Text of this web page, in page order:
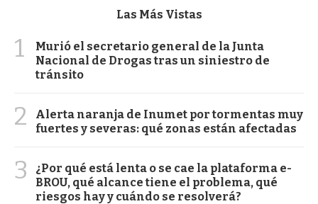
Las Más Vistas
1
Murió el secretario general de la Junta
Nacional de Drogas tras un siniestro de
tránsito
2
Alerta naranja de Inumet por tormentas muy
fuertes y severas: qué zonas están afectadas
3
¿Por qué está lenta o se cae la plataforma e-
BROU, qué alcance tiene el problema, qué
riesgos hay y cuándo se resolverá?